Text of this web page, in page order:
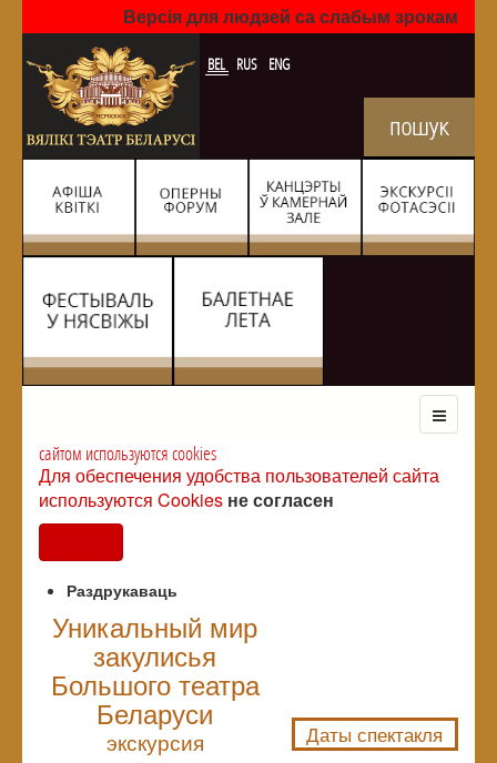
Версія для людзей са слабым зрокам
BEL RUS ENG
сайтом используются cookies
Для обеспечения удобства пользователей сайта
используются Cookies не согласен
Раздрукаваць
Уникальный мир
закулисья
Большого театра
Беларуси
экскурсия Даты спектакля